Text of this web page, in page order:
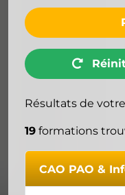
Résultats de
19 formations
CAO PAO &